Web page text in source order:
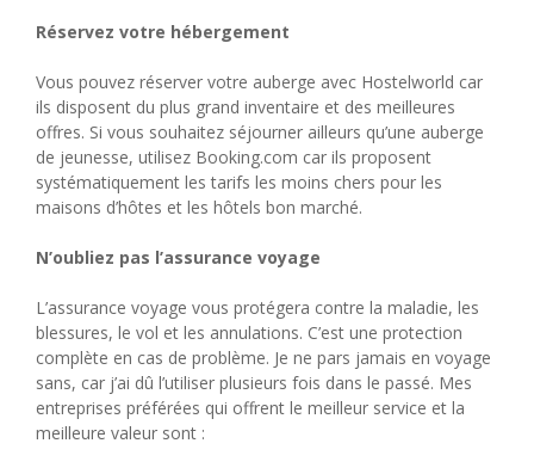
Réservez votre hébergement
Vous pouvez réserver votre auberge avec Hostelworld car
ils disposent du plus grand inventaire et des meilleures
offres. Si vous souhaitez séjourner ailleurs qu’une auberge
de jeunesse, utilisez Booking.com car ils proposent
systématiquement les tarifs les moins chers pour les
maisons d’hôtes et les hôtels bon marché.
N’oubliez pas l’assurance voyage
L’assurance voyage vous protégera contre la maladie, les
blessures, le vol et les annulations. C’est une protection
complète en cas de problème. Je ne pars jamais en voyage
sans, car j’ai dû l’utiliser plusieurs fois dans le passé. Mes
entreprises préférées qui offrent le meilleur service et la
meilleure valeur sont :